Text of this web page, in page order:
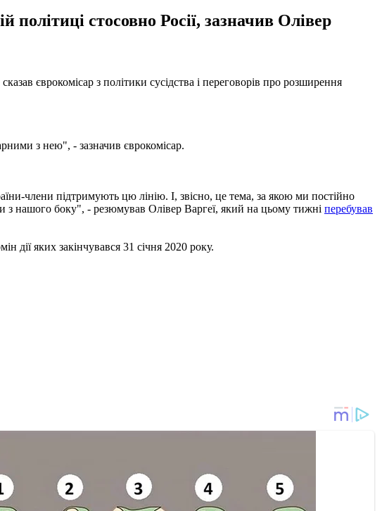
стосовно Росії, зазначив Олівер
єврокомісар з політики сусідства і переговорів про розширення
з нею", - зазначив єврокомісар.
члени підтримують цю лінію. І, звісно, це тема, за якою ми постійно
з нашого боку", - резюмував Олівер Варгеї, який на цьому тижні перебував
дії яких закінчувався 31 січня 2020 року.